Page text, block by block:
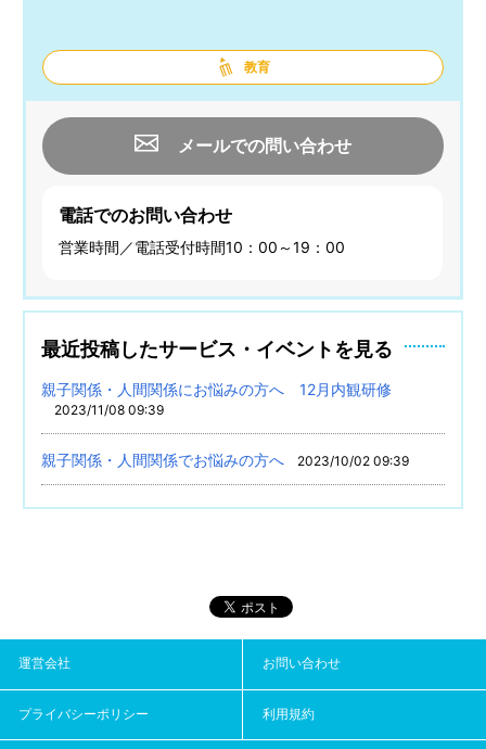
教育
メールでの問い合わせ
電話でのお問い合わせ
営業時間／電話受付時間10：00～19：00
最近投稿したサービス・イベントを見る
親子関係・人間関係にお悩みの方へ 12月内観研修
2023/11/08 09:39
親子関係・人間関係でお悩みの方へ 2023/10/02 09:39
運営会社 お問い合わせ
プライバシーポリシー 利用規約